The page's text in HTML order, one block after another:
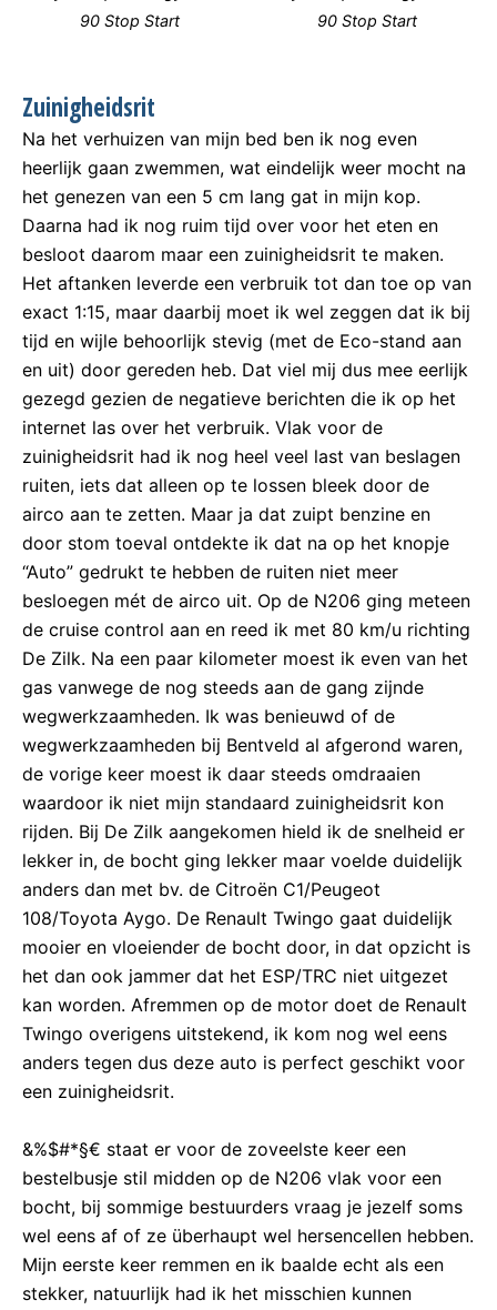
90 Stop Start
90 Stop Start
Zuinigheidsrit
Na het verhuizen van mijn bed ben ik nog even
heerlijk gaan zwemmen, wat eindelijk weer mocht na
het genezen van een 5 cm lang gat in mijn kop.
Daarna had ik nog ruim tijd over voor het eten en
besloot daarom maar een zuinigheidsrit te maken.
Het aftanken leverde een verbruik tot dan toe op van
exact 1:15, maar daarbij moet ik wel zeggen dat ik bij
tijd en wijle behoorlijk stevig (met de Eco-stand aan
en uit) door gereden heb. Dat viel mij dus mee eerlijk
gezegd gezien de negatieve berichten die ik op het
internet las over het verbruik. Vlak voor de
zuinigheidsrit had ik nog heel veel last van beslagen
ruiten, iets dat alleen op te lossen bleek door de
airco aan te zetten. Maar ja dat zuipt benzine en
door stom toeval ontdekte ik dat na op het knopje
“Auto” gedrukt te hebben de ruiten niet meer
besloegen mét de airco uit. Op de N206 ging meteen
de cruise control aan en reed ik met 80 km/u richting
De Zilk. Na een paar kilometer moest ik even van het
gas vanwege de nog steeds aan de gang zijnde
wegwerkzaamheden. Ik was benieuwd of de
wegwerkzaamheden bij Bentveld al afgerond waren,
de vorige keer moest ik daar steeds omdraaien
waardoor ik niet mijn standaard zuinigheidsrit kon
rijden. Bij De Zilk aangekomen hield ik de snelheid er
lekker in, de bocht ging lekker maar voelde duidelijk
anders dan met bv. de Citroën C1/Peugeot
108/Toyota Aygo. De Renault Twingo gaat duidelijk
mooier en vloeiender de bocht door, in dat opzicht is
het dan ook jammer dat het ESP/TRC niet uitgezet
kan worden. Afremmen op de motor doet de Renault
Twingo overigens uitstekend, ik kom nog wel eens
anders tegen dus deze auto is perfect geschikt voor
een zuinigheidsrit.
&%$#*§€ staat er voor de zoveelste keer een
bestelbusje stil midden op de N206 vlak voor een
bocht, bij sommige bestuurders vraag je jezelf soms
wel eens af of ze überhaupt wel hersencellen hebben.
Mijn eerste keer remmen en ik baalde echt als een
stekker, natuurlijk had ik het misschien kunnen